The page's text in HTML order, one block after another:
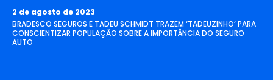
2 de agosto de 2023
BRADESCO SEGUROS E TADEU SCHMIDT TRAZEM ‘TADEUZINHO’ PARA
CONSCIENTIZAR POPULAÇÃO SOBRE A IMPORTÂNCIA DO SEGURO
AUTO